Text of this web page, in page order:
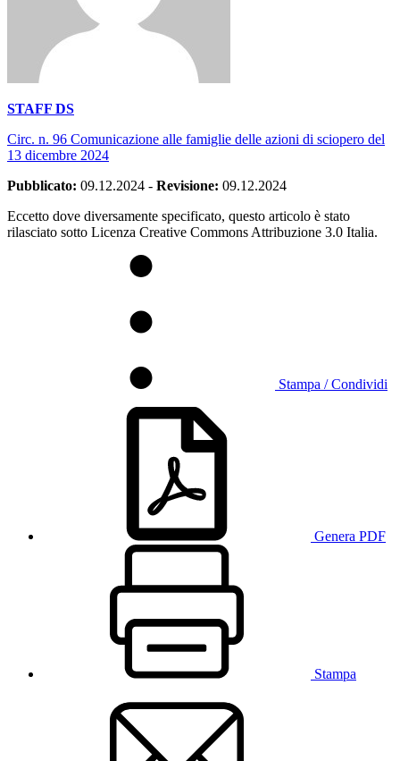
STAFF DS
Circ. n. 96 Comunicazione alle famiglie delle azioni di sciopero del
13 dicembre 2024
Pubblicato: 09.12.2024 - Revisione: 09.12.2024
Eccetto dove diversamente specificato, questo articolo è stato
rilasciato sotto Licenza Creative Commons Attribuzione 3.0 Italia.
Stampa / Condividi
Genera PDF
Stampa